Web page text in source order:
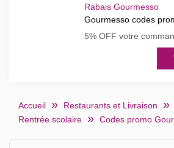
Rabais Gourmesso
Gourmesso codes
5% OFF votre
Accueil Restaurants et Livraison
Rentrée scolaire
Codes promo